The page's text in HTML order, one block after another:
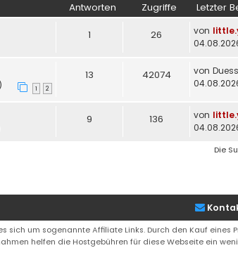
Antworten Zugriffe Letzter
1 26 von
1 2
13 42074 von
9 136 von
Die
sich um sogenannte Affiliate Links. Durch den Kauf eines
helfen die Hostgebühren für diese Webseite ein